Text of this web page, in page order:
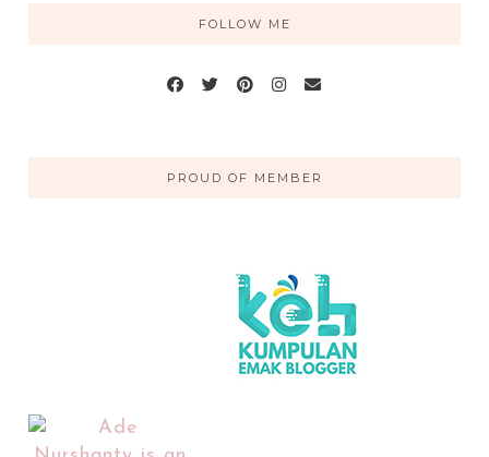
FOLLOW ME
PROUD OF MEMBER